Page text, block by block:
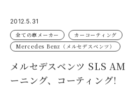
2012.5.31
全ての車メーカー
カーコーティング
Mercedes Benz（メルセデスベンツ）
メルセデスベンツ SLS
ーニング、コーティング!